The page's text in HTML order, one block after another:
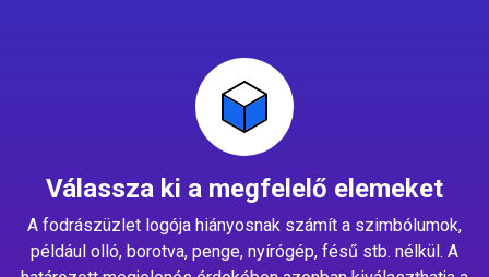
Válassza ki a megfelelő elemeket
A fodrászüzlet logója hiányosnak számít a szimbólumok,
például olló, borotva, penge, nyírógép, fésű stb. nélkül. A